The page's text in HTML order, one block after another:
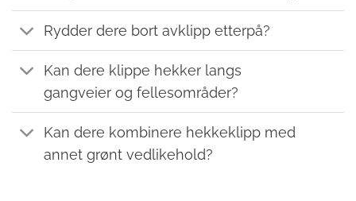
Rydder dere bort avklipp etterpå?
Kan dere klippe hekker langs
gangveier og fellesområder?
Kan dere kombinere hekkeklipp med
annet grønt vedlikehold?